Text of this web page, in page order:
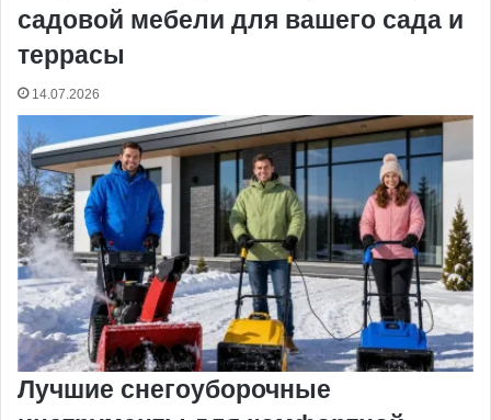
садовой мебели для вашего сада и
террасы
14.07.2026
Лучшие снегоуборочные